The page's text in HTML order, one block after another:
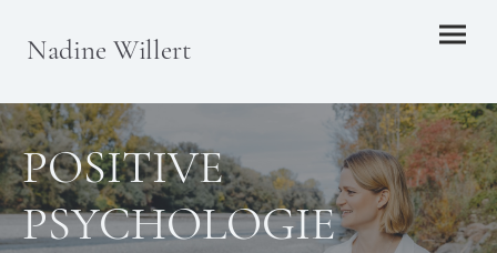
Nadine Willert
POSITIVE
PSYCHOLOGIE